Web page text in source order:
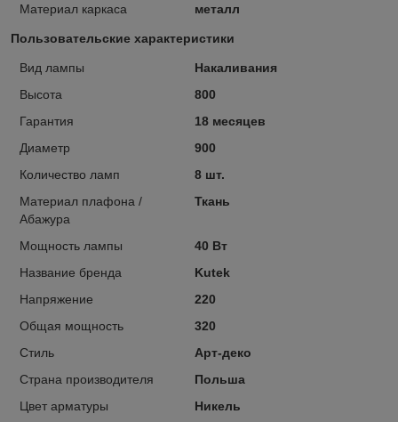
Материал каркаса металл
Пользовательские характеристики
Вид лампы
Накаливания
Высота
800
Гарантия
18 месяцев
Диаметр
900
Количество ламп
8 шт.
Материал плафона /
Абажура
Ткань
Мощность лампы
40 Вт
Название бренда
Kutek
Напряжение
220
Общая мощность
320
Стиль
Арт-деко
Страна производителя
Польша
Цвет арматуры
Никель